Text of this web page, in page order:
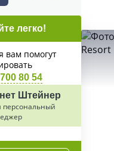
легко!
вам помогут
80 54
Штейнер